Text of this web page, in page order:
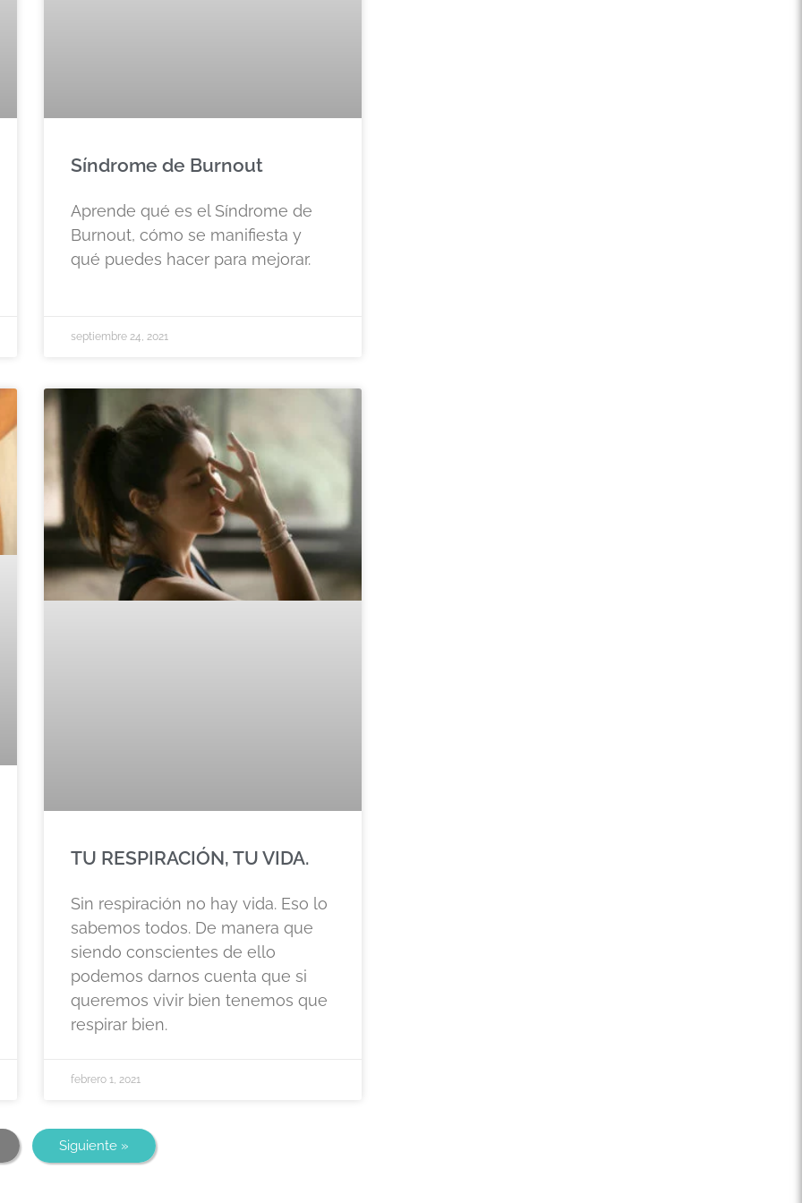
Síndrome de Burnout
Aprende qué es el Síndrome de
Burnout, cómo se manifiesta y
qué puedes hacer para mejorar.
septiembre 24, 2021
TU RESPIRACIÓN, TU VIDA.
Sin respiración no hay vida. Eso lo
sabemos todos. De manera que
siendo conscientes de ello
podemos darnos cuenta que si
queremos vivir bien tenemos que
respirar bien.
febrero 1, 2021
Siguiente »